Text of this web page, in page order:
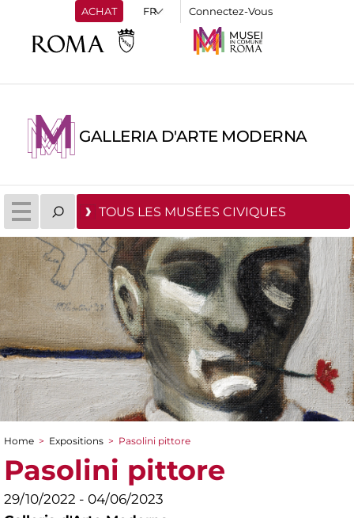
ACHAT Connectez-Vous
GALLERIA D'ARTE MODERNA
TOUS LES MUSÉES CIVIQUES
You are here
Home > Expositions > Pasolini pittore
Pasolini pittore
29/10/2022 - 04/06/2023